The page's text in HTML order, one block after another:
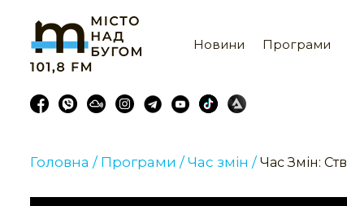
Новини Програми
Головна / Програми / Час змін / Час Змін: